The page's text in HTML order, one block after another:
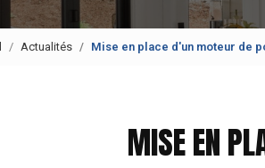
Actualités Mise en place d'un moteur de
MISE EN